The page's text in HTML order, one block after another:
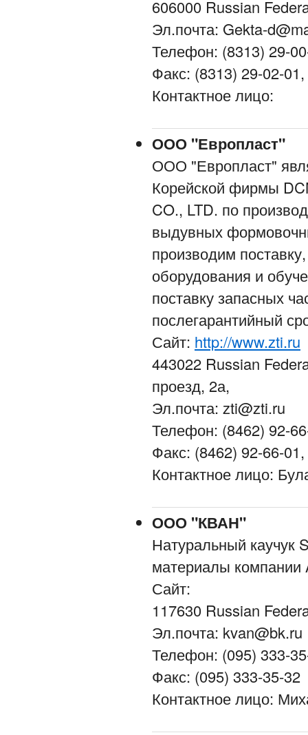
606000 Russian
Эл.почта: Gekta-
Телефон: (8313) 29-
Факс: (8313) 29-02-
Контактное лицо:
ООО "Европласт"
ООО "Европласт"
Корейской фирмы
CO., LTD. по
выдувных
производим
оборудования и
поставку запасных
послегарантийный
Сайт: http://www.zti.ru
443022 Russian
проезд, 2а,
Эл.почта: zti@zti.ru
Телефон: (8462) 92-
Факс: (8462) 92-66-
Контактное лицо:
ООО "КВАН"
Натуральный каучук
материалы компании
Сайт:
117630 Russian
Эл.почта: kvan@bk.ru
Телефон: (095) 333-
Факс: (095) 333-35-32
Контактное лицо: